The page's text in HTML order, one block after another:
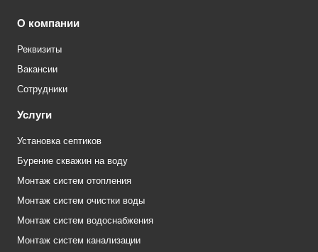
О компании
Реквизиты
Вакансии
Сотрудники
Услуги
Установка септиков
Бурение скважин на воду
Монтаж систем отопления
Монтаж систем очистки воды
Монтаж систем водоснабжения
Монтаж систем канализации